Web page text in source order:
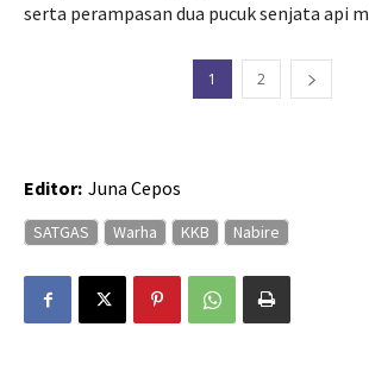
serta perampasan dua pucuk senjata api
1 2
Editor: Juna Cepos
SATGAS Warha KKB Nabire